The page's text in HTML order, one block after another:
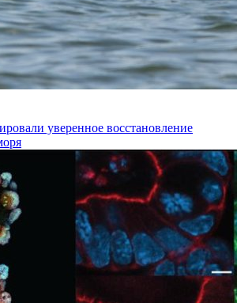
уверенное восстановление